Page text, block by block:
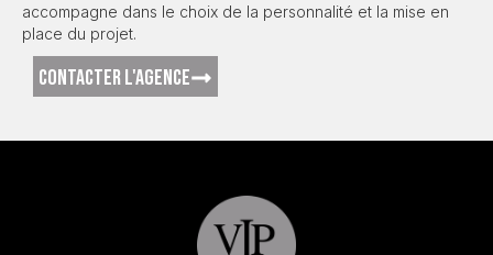
accompagne dans le choix de la personnalité et la mise en
place du projet.
CONTACTER L'AGENCE